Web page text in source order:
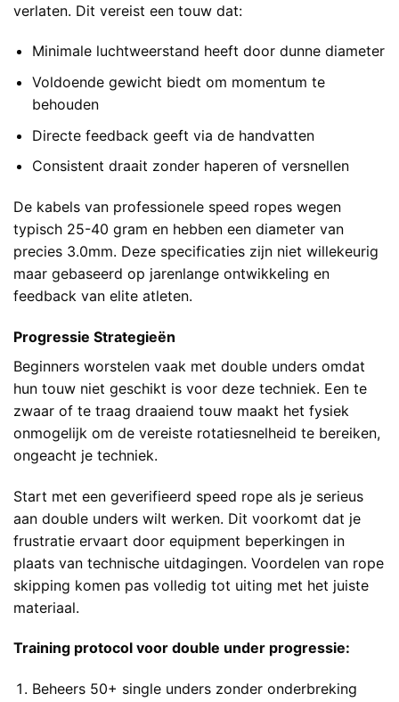
verlaten. Dit vereist een touw dat:
Minimale luchtweerstand heeft door dunne diameter
Voldoende gewicht biedt om momentum te
behouden
Directe feedback geeft via de handvatten
Consistent draait zonder haperen of versnellen
De kabels van professionele speed ropes wegen
typisch 25-40 gram en hebben een diameter van
precies 3.0mm. Deze specificaties zijn niet willekeurig
maar gebaseerd op jarenlange ontwikkeling en
feedback van elite atleten.
Progressie Strategieën
Beginners worstelen vaak met double unders omdat
hun touw niet geschikt is voor deze techniek. Een te
zwaar of te traag draaiend touw maakt het fysiek
onmogelijk om de vereiste rotatiesnelheid te bereiken,
ongeacht je techniek.
Start met een geverifieerd speed rope als je serieus
aan double unders wilt werken. Dit voorkomt dat je
frustratie ervaart door equipment beperkingen in
plaats van technische uitdagingen. Voordelen van rope
skipping komen pas volledig tot uiting met het juiste
materiaal.
Training protocol voor double under progressie:
Beheers 50+ single unders zonder onderbreking